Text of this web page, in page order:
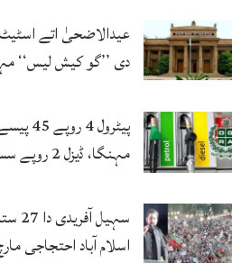
حتمی فیصلہ کرنگے
عیدالاضحیٰ اتے
دی ’’گو کیش لیس‘‘
اضافہ
پیٹرول 4
مہنگا، ڈیزل 2 روپے سستا
سہیل
اسلام آباد احتجاجی